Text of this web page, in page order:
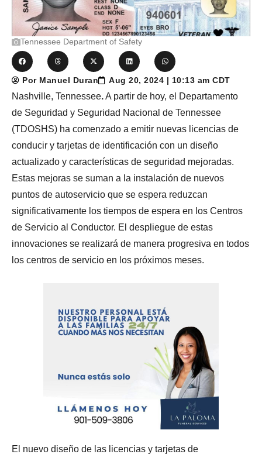
Tennessee Department of Safety
Por Manuel Duran Aug 20, 2024 | 10:13 am CDT
Nashville, Tennessee.A partir de hoy, el Departamento
de Seguridad y Seguridad Nacional de Tennessee
(TDOSHS) ha comenzado a emitir nuevas licencias de
conducir y tarjetas de identificación con un diseño
actualizado y características de seguridad mejoradas.
Estas mejoras se suman a la instalación de nuevos
puntos de autoservicio que se espera reduzcan
significativamente los tiempos de espera en los Centros
de Servicio al Conductor. El despliegue de estas
innovaciones se realizará de manera progresiva en todos
los centros de servicio en los próximos meses.
El nuevo diseño de las licencias y tarjetas de